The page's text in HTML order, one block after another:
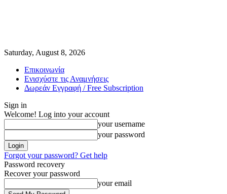
Saturday, August 8, 2026
Επικοινωνία
Ενισχύστε τις Αναμνήσεις
Δωρεάν Εγγραφή / Free Subscription
Sign in
Welcome! Log into your account
your username
your password
Forgot your password? Get help
Password recovery
Recover your password
your email